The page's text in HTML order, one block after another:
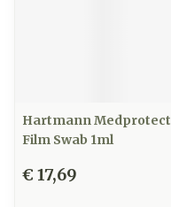
Hartmann Medprotect
Film Swab 1ml
€ 17,69